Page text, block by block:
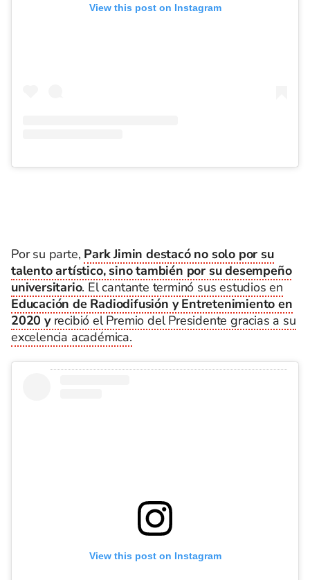
View this post on Instagram
Por su parte, Park Jimin destacó no solo por su
talento artístico, sino también por su desempeño
universitario. El cantante terminó sus estudios en
Educación de Radiodifusión y Entretenimiento en
2020 yrecibió el Premio del Presidente gracias a su
excelencia académica.
View this post on Instagram